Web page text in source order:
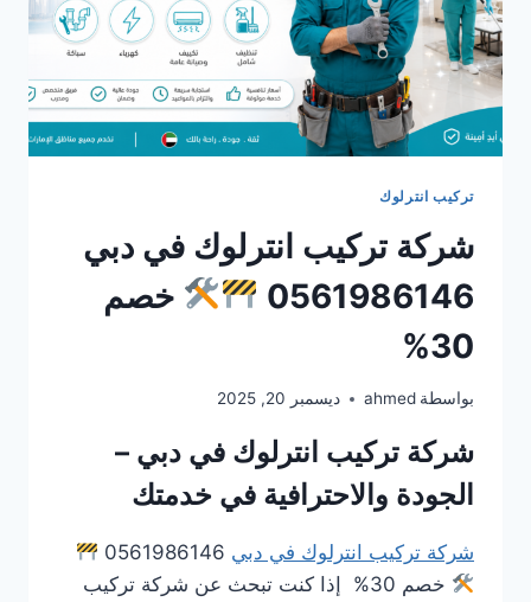
تركيب انترلوك
شركة تركيب انترلوك في دبي
0561986146
خصم
30%
بواسطة ahmed ديسمبر 20, 2025
شركة تركيب انترلوك في دبي –
الجودة والاحترافية في خدمتك
شركة تركيب انترلوك في دبي
خصم 30% إذا كنت تبحث عن شركة تركيب